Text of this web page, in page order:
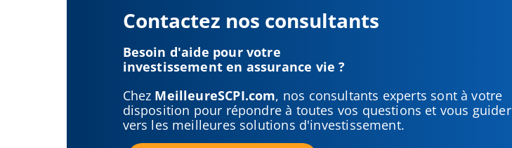
Contactez nos consultants
Besoin d'aide pour votre
investissement en assurance vie ?
Chez MeilleureSCPI.com, nos consultants experts sont à votre
disposition pour répondre à toutes vos questions et vous guider
vers les meilleures solutions d'investissement.